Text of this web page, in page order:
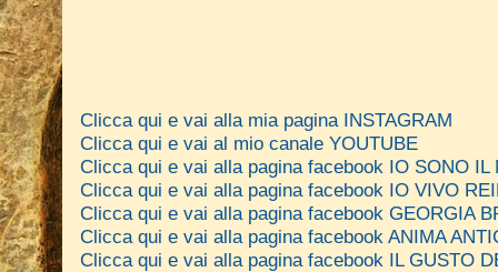
Clicca qui e vai alla mia pagina INSTAGRAM
Clicca qui e vai al mio canale YOUTUBE
Clicca qui e vai alla pagina facebook IO SONO IL
Clicca qui e vai alla pagina facebook IO VIVO
Clicca qui e vai alla pagina facebook GEORGIA
Clicca qui e vai alla pagina facebook ANIMA
Clicca qui e vai alla pagina facebook IL GUSTO